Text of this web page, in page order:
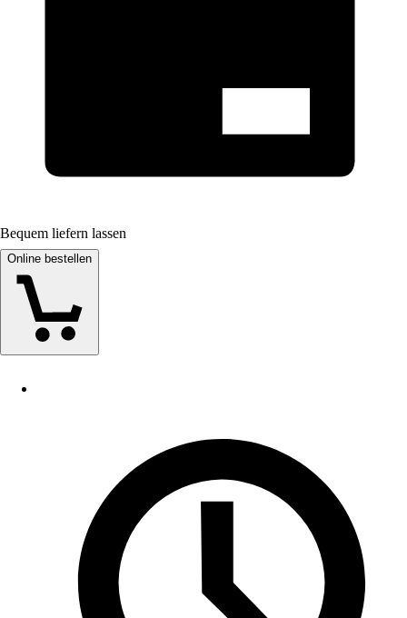
Bequem liefern lassen
Online bestellen